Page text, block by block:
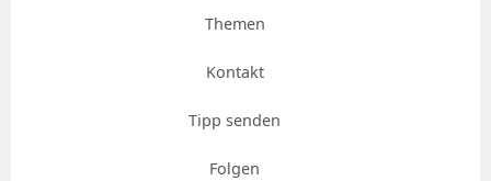
Themen
Kontakt
Tipp senden
Folgen